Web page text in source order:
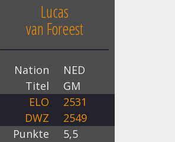
Lucas
van Foreest
Nation
NED
Titel
GM
ELO
2531
DWZ
2549
Punkte
5,5